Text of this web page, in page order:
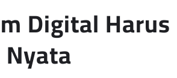
Digital Harus